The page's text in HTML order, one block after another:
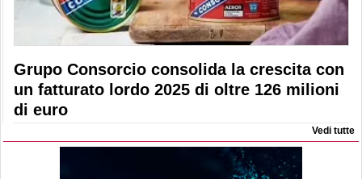
Grupo Consorcio consolida la crescita con
un fatturato lordo 2025 di oltre 126 milioni
di euro
Vedi tutte